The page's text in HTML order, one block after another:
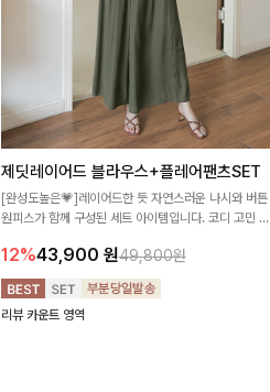
제딧레이어드 블라우스+플레어팬츠SET
[완성도높은💗]레이어드한 듯 자연스러운 나시와 버튼
원피스가 함께 구성된 세트 아이템입니다. 코디 고민 없
12%43,900 원49,800원
리뷰 카운트 영역